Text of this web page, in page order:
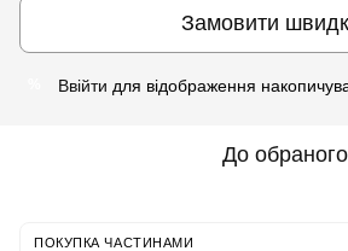
Замовити
Ввійти для відображення
До обраного
ПОКУПКА ЧАСТИНАМИ